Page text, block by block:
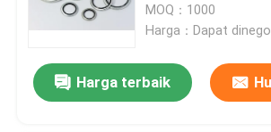
MOQ：1000
Harga：Dapat
Harga terbaik